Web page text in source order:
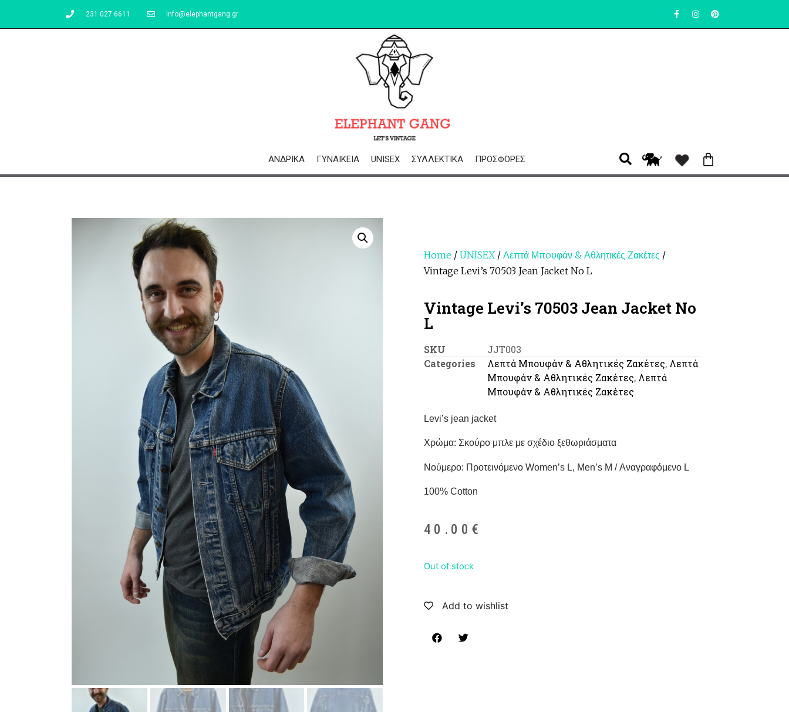
231 027 6611 info@elephantgang.gr
ΑΝΔΡΙΚΆ ΓΥΝΑΙΚΕΊΑ UNISEX ΣΥΛΛΕΚΤΙΚΆ ΠΡΟΣΦΟΡΈΣ
Home / UNISEX/ Λεπτά Μπoυφάν & Αθλητικές Ζακέτες /
Vintage Levi’s 70503 Jean Jacket No L
Vintage Levi’s 70503 Jean Jacket No
L
SKU
JJT003
Categories
Λεπτά Μπoυφάν & Αθλητικές Ζακέτες, Λεπτά
Μπουφάν & Αθλητικές Ζακέτες, Λεπτά
Μπουφάν & Αθλητικές Ζακέτες
Levi’s jean jacket
Χρώμα: Σκούρο μπλε με σχέδιο ξεθωριάσματα
Νούμερο: Προτεινόμενο Women’s L, Men’s M / Αναγραφόμενο L
100% Cotton
40.00 €
Out of stock
Add to wishlist